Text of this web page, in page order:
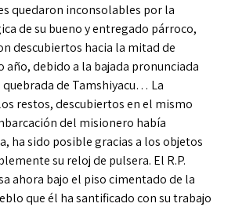
quedaron inconsolables por la
de su bueno y entregado párroco,
descubiertos hacia la mitad de
debido a la bajada pronunciada
quebrada de Tamshiyacu… La
restos, descubiertos en el mismo
del misionero había
ha sido posible gracias a los objetos
su reloj de pulsera. El R.P.
ahora bajo el piso cimentado de la
que él ha santificado con su trabajo